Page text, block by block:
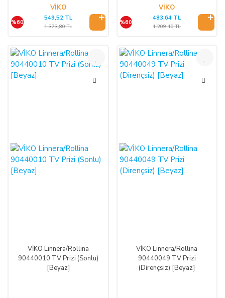
VİKO
%60
549,52 TL
1.373,80 TL
VİKO
%60
483,64 TL
1.209,10 TL
%60
VİKO Linnera/Rollina
90440010 TV Prizi (Sonlu)
[Beyaz]
%60
VİKO Linnera/Rollina
90440049 TV Prizi
(Dirençsiz) [Beyaz]